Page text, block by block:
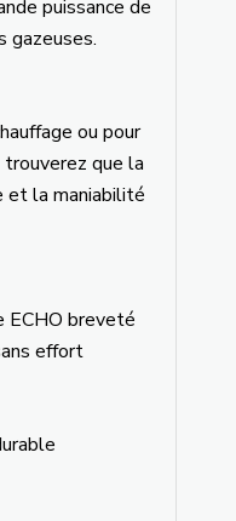
puissance de
gazeuses.
ou pour
que la
et la maniabilité
ECHO breveté
effort